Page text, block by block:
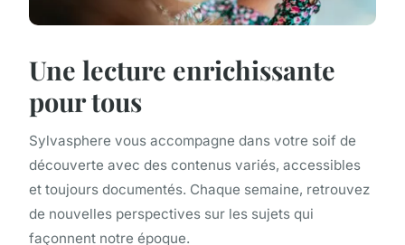
Une lecture enrichissante
pour tous
Sylvasphere vous accompagne dans votre soif de
découverte avec des contenus variés, accessibles
et toujours documentés. Chaque semaine, retrouvez
de nouvelles perspectives sur les sujets qui
façonnent notre époque.